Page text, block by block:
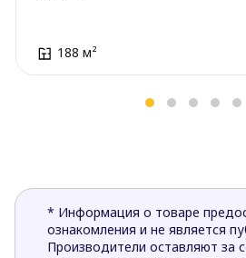
188 м²
* Информация о товаре
ознакомления и не является
Производители оставляют за